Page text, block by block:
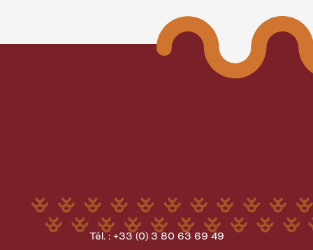
Tél. : +33 (0) 3 80 63 69 49